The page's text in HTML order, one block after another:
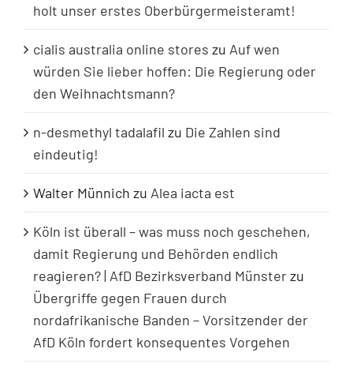
holt unser erstes Oberbürgermeisteramt!
cialis australia online stores zu Auf wen
würden Sie lieber hoffen: Die Regierung oder
den Weihnachtsmann?
n-desmethyl tadalafil zu Die Zahlen sind
eindeutig!
Walter Münnich zu Alea iacta est
Köln ist überall – was muss noch geschehen,
damit Regierung und Behörden endlich
reagieren? | AfD Bezirksverband Münsterzu
Übergriffe gegen Frauen durch
nordafrikanische Banden – Vorsitzender der
AfD Köln fordert konsequentes Vorgehen